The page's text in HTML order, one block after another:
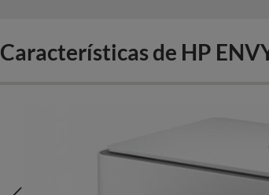
Características de HP